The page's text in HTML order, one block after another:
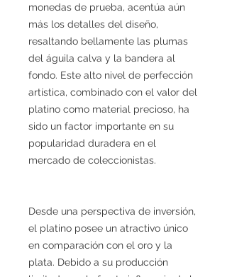
monedas de prueba, acentúa aún
más los detalles del diseño,
resaltando bellamente las plumas
del águila calva y la bandera al
fondo. Este alto nivel de perfección
artística, combinado con el valor del
platino como material precioso, ha
sido un factor importante en su
popularidad duradera en el
mercado de coleccionistas.
Desde una perspectiva de inversión,
el platino posee un atractivo único
en comparación con el oro y la
plata. Debido a su producción